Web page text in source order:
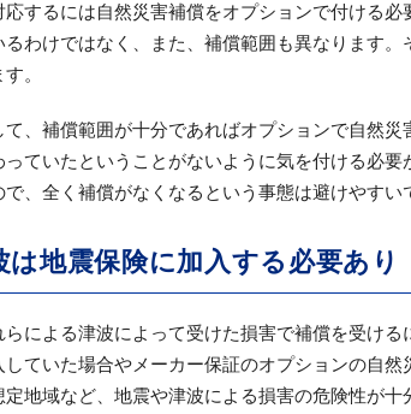
するには自然災害補償をオプションで付ける
るわけではなく、また、補償範囲も異なります
。
て、補償範囲が十分であればオプションで自然
ていたということがないように気を付ける必
、全く補償がなくなるという事態は避けやすい
は地震保険に加入する必要あり
による津波によって受けた損害で補償を受け
ていた場合やメーカー保証のオプションの自
地域など、地震や津波による損害の危険性が